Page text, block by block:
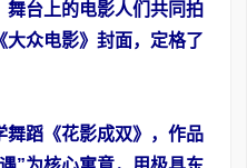
舞台上的电影人们共同拍
众电影》封面，定格了
舞蹈《花影成双》，作品